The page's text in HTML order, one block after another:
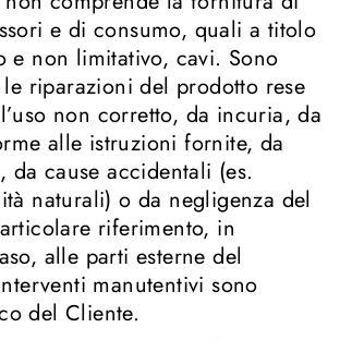
e di consumo, quali a titolo
e non limitativo, cavi. Sono
riparazioni del prodotto rese
non corretto, da incuria, da
alle istruzioni fornite, da
da cause accidentali (es.
naturali) o da negligenza del
riferimento, in
alle parti esterne del
manutentivi sono
del Cliente.